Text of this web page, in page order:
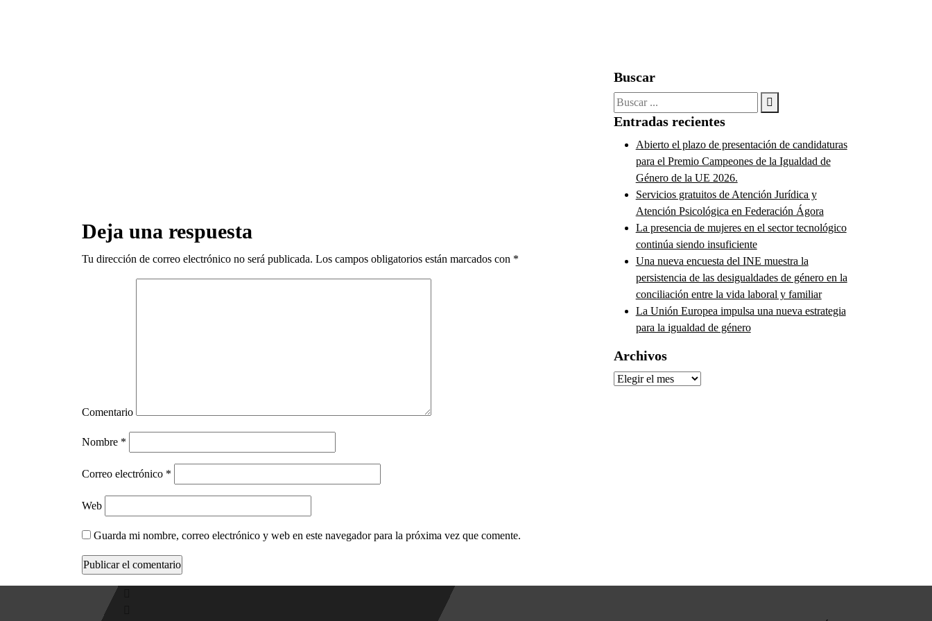
Deja una respuesta
Tu dirección de correo electrónico no será publicada. Los campos obligatorios están marcados con *
Comentario
Nombre *
Correo electrónico *
Web
Guarda mi nombre, correo electrónico y web en este navegador para la próxima vez que comente.
Buscar
Buscar:
Entradas recientes
Abierto el plazo de presentación de candidaturas
para el Premio Campeones de la Igualdad de
Género de la UE 2026.
Servicios gratuitos de Atención Jurídica y
Atención Psicológica en Federación Ágora
La presencia de mujeres en el sector tecnológico
continúa siendo insuficiente
Una nueva encuesta del INE muestra la
persistencia de las desigualdades de género en la
conciliación entre la vida laboral y familiar
La Unión Europea impulsa una nueva estrategia
para la igualdad de género
Archivos
Archivos